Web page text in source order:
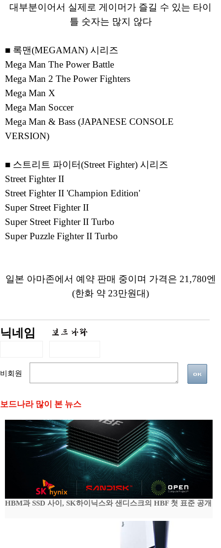
대부분이어서 실제로 게이머가 즐길 수 있는 타이
틀 숫자는 많지 않다
■ 록맨(MEGAMAN) 시리즈
Mega Man The Power Battle
Mega Man 2 The Power Fighters
Mega Man X
Mega Man Soccer
Mega Man & Bass (JAPANESE CONSOLE
VERSION)
■ 스트리트 파이터(Street Fighter) 시리즈
Street Fighter II
Street Fighter II 'Champion Edition'
Super Street Fighter II
Super Street Fighter II Turbo
Super Puzzle Fighter II Turbo
일본 아마존에서 예약 판매 중이며 가격은 21,780엔
(한화 약 23만원대)
닉네임
비회원
보드나라 많이 본 뉴스
HBM과 SSD 사이, SK하이닉스와 샌디스크의 HBF 첫 표준 공개